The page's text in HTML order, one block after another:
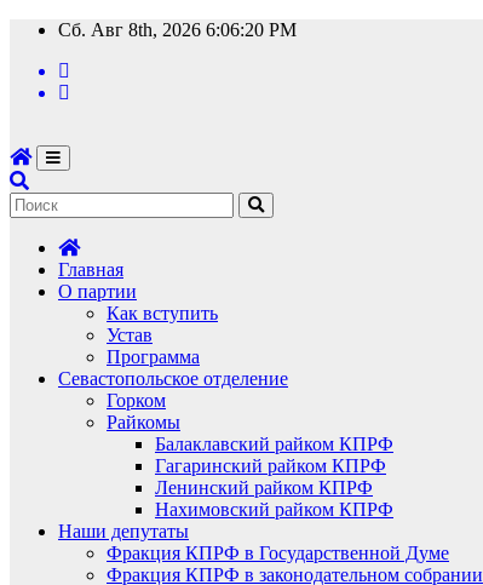
Перейти
содержимому
Сб. Авг 8th, 2026 6:06:20 PM
Главная
О партии
Как вступить
Устав
Программа
Севастопольское отделение
Горком
Райкомы
Балаклавский райком КПРФ
Гагаринский райком КПРФ
Ленинский райком КПРФ
Нахимовский райком КПРФ
Наши депутаты
Фракция КПРФ в Государственной Думе
Фракция КПРФ в законодательном собрании